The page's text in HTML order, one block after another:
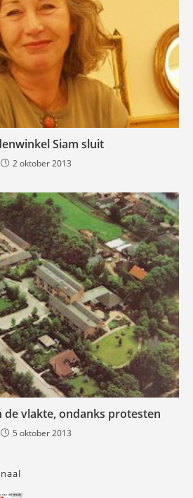
Siam sluit
2 oktober 2013
de vlakte, ondanks protesten
5 oktober 2013